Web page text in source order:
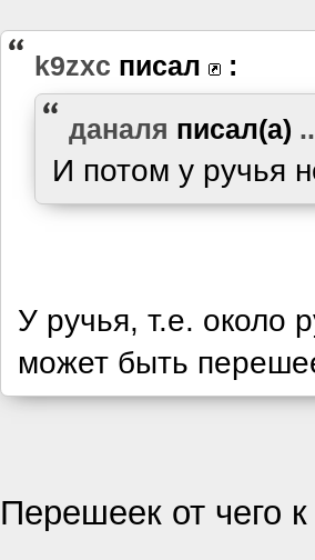
k9zxc писал :
даналя писал(а)
И потом у ручья
У ручья, т.е. около
может быть
Перешеек от чего